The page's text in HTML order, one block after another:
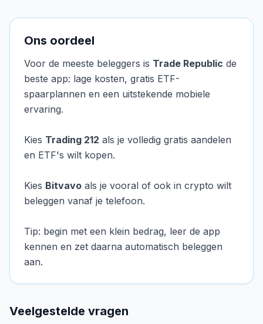
Ons oordeel
Voor de meeste beleggers is Trade Republic de
beste app: lage kosten, gratis ETF-
spaarplannen en een uitstekende mobiele
ervaring.
Kies Trading 212 als je volledig gratis aandelen
en ETF's wilt kopen.
Kies Bitvavo als je vooral of ook in crypto wilt
beleggen vanaf je telefoon.
Tip: begin met een klein bedrag, leer de app
kennen en zet daarna automatisch beleggen
aan.
Veelgestelde vragen